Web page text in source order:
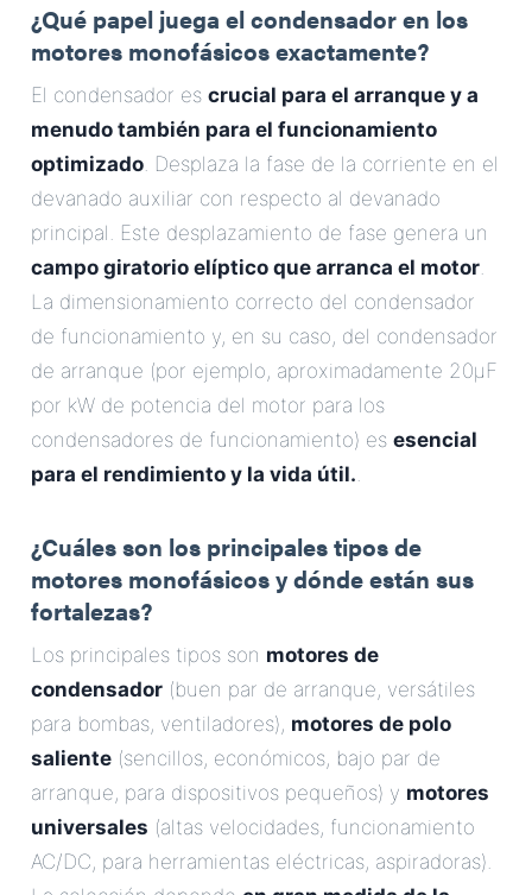
¿Qué papel juega el condensador en los
motores monofásicos exactamente?
El condensador es crucial para el arranque y a
menudo también para el funcionamiento
optimizado. Desplaza la fase de la corriente en el
devanado auxiliar con respecto al devanado
principal. Este desplazamiento de fase genera un
campo giratorio elíptico que arranca el motor.
La dimensionamiento correcto del condensador
de funcionamiento y, en su caso, del condensador
de arranque (por ejemplo, aproximadamente 20µF
por kW de potencia del motor para los
condensadores de funcionamiento) es esencial
para el rendimiento y la vida útil..
¿Cuáles son los principales tipos de
motores monofásicos y dónde están sus
fortalezas?
Los principales tipos son motores de
condensador (buen par de arranque, versátiles
para bombas, ventiladores), motores de polo
saliente (sencillos, económicos, bajo par de
arranque, para dispositivos pequeños) y motores
universales (altas velocidades, funcionamiento
AC/DC, para herramientas eléctricas, aspiradoras).